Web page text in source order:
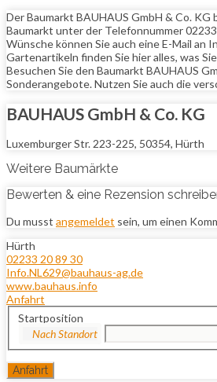
Der Baumarkt BAUHAUS GmbH & Co.
Baumarkt unter der Telefonnummer
Wünsche können Sie auch eine E-Mail an
Gartenartikeln finden Sie hier alles, was
Besuchen Sie den Baumarkt BAUHAUS
Sonderangebote. Nutzen Sie auch die
BAUHAUS GmbH & Co. KG
Luxemburger Str. 223-225, 50354, Hürth
Weitere Baumärkte
Bewerten & eine Rezension
Du musst angemeldet sein, um einen
Hürth
02233 20 89 30
Info.NL629@bauhaus-ag.de
www.bauhaus.info
Anfahrt
Startposition